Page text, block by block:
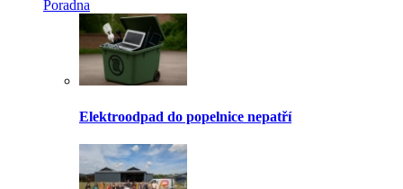
Poradna
Elektroodpad do popelnice nepatří